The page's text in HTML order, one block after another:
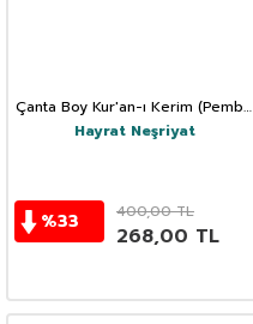
Çanta Boy Kur'an-ı Kerim (Pembe
Renk, Kılıflı, Mühürlü)
Hayrat Neşriyat
%33 400,00TL
268,00 TL